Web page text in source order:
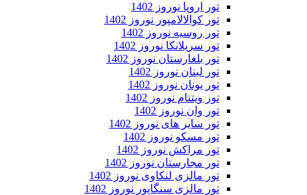
تور اروپا نوروز 1402
تور کوالالامپور نوروز 1402
تور روسیه نوروز 1402
تور سریلانکا نوروز 1402
تور بلغارستان نوروز 1402
تور لبنان نوروز 1402
تور یونان نوروز 1402
تور ویتنام نوروز 1402
تور وان نوروز 1402
تور سایر های نوروز 1402
تور مسکو نوروز 1402
تور مراکش نوروز 1402
تور مجارستان نوروز 1402
تور مالزی لنکاوی نوروز 1402
تور مالزی سنگاپور نوروز 1402